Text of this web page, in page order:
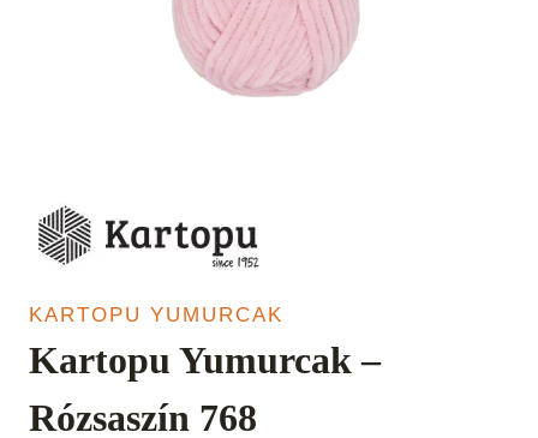
KARTOPU YUMURCAK
Kartopu Yumurcak –
Rózsaszín 768